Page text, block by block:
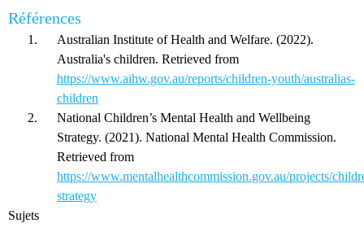
Références
Australian Institute of Health and Welfare. (2022).
Australia's children. Retrieved from
https://www.aihw.gov.au/reports/children-youth/australias-
children
National Children’s Mental Health and Wellbeing
Strategy. (2021). National Mental Health Commission.
Retrieved from
https://www.mentalhealthcommission.gov.au/projects/
strategy
Sujets